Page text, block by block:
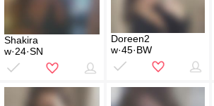
Shakira
w·24·SN
Doreen2
w·45·BW